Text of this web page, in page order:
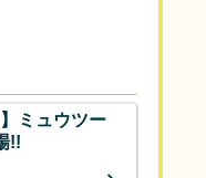
】ミュウツー
!!